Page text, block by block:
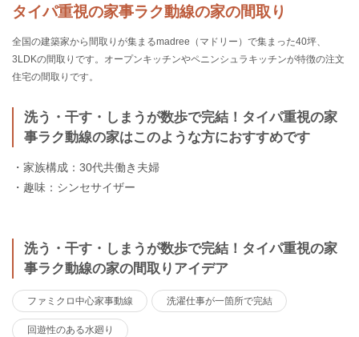
タイパ重視の家事ラク動線の家の間取り
全国の建築家から間取りが集まるmadree（マドリー）で集まった40坪、
3LDKの間取りです。オープンキッチンやペニンシュラキッチンが特徴の注文
住宅の間取りです。
洗う・干す・しまうが数歩で完結！タイパ重視の家
事ラク動線の家はこのような方におすすめです
・家族構成：30代共働き夫婦
・趣味：シンセサイザー
洗う・干す・しまうが数歩で完結！タイパ重視の家
事ラク動線の家の間取りアイデア
ファミクロ中心家事動線 洗濯仕事が一箇所で完結
回遊性のある水廻り